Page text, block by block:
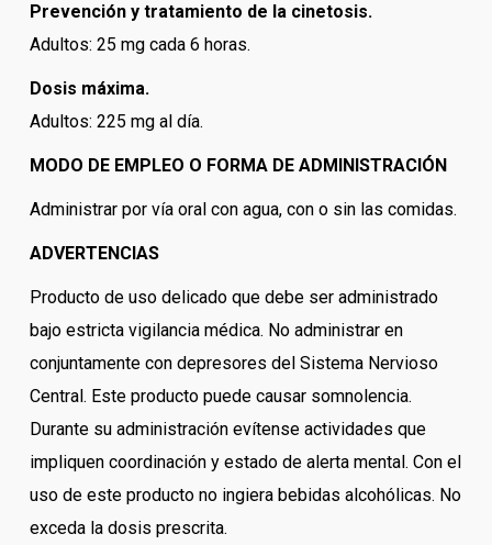
Prevención y tratamiento de la cinetosis.
Adultos: 25 mg cada 6 horas.
Dosis máxima.
Adultos: 225 mg al día.
MODO DE EMPLEO O FORMA DE ADMINISTRACIÓN
Administrar por vía oral con agua, con o sin las comidas.
ADVERTENCIAS
Producto de uso delicado que debe ser administrado
bajo estricta vigilancia médica. No administrar en
conjuntamente con depresores del Sistema Nervioso
Central. Este producto puede causar somnolencia.
Durante su administración evítense actividades que
impliquen coordinación y estado de alerta mental. Con el
uso de este producto no ingiera bebidas alcohólicas. No
exceda la dosis prescrita.